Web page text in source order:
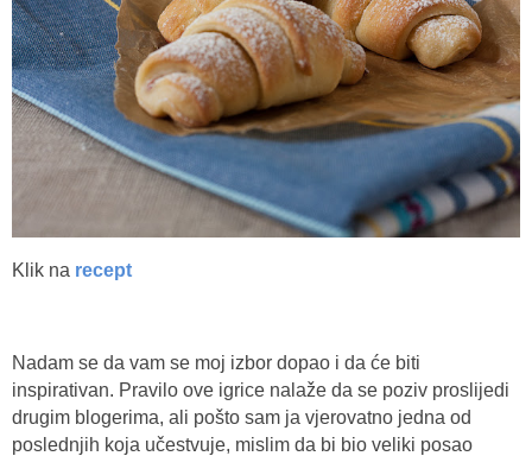
Klik na recept
Nadam se da vam se moj izbor dopao i da će biti
inspirativan. Pravilo ove igrice nalaže da se poziv proslijedi
drugim blogerima, ali pošto sam ja vjerovatno jedna od
poslednjih koja učestvuje, mislim da bi bio veliki posao